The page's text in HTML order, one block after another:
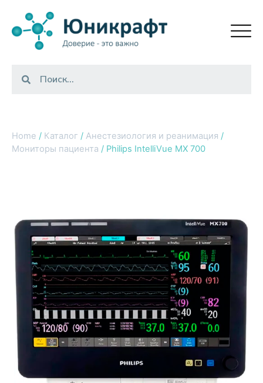
Home / Каталог / Анестезиология и реанимация /
Мониторы пациента / Philips IntelliVue MX 700